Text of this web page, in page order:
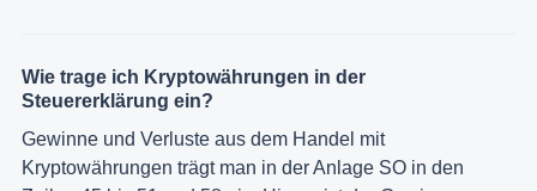
Wie trage ich Kryptowährungen in der
Steuererklärung ein?
Gewinne und Verluste aus dem Handel mit
Kryptowährungen trägt man in der Anlage SO in den